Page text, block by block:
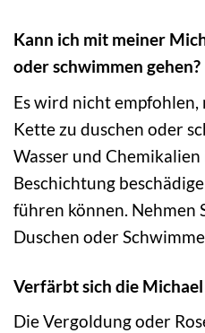
Kann ich mit meiner
oder schwimmen gehen?
Es wird nicht
Kette zu duschen oder
Wasser und
Beschichtung
führen können. Nehmen
Duschen oder
Verfärbt sich die
Die Vergoldung oder